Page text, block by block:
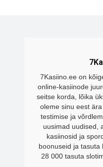
7Kasiino.ee on
online-kasiinode
seitse korda, lõika
oleme sinu eest
testimise ja
uusimad uudised,
kasiinosid ja
boonuseid ja tasuta
28 000 tasuta